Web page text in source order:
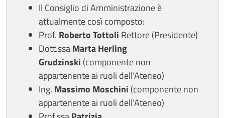
Il Consiglio di Amministrazione è
attualmente così composto:
Prof. Roberto Tottoli Rettore (Presidente)
Dott.ssaMarta Herling
Grudzinski (componente non
appartenente ai ruoli dell’Ateneo)
Ing. Massimo Moschini (componente non
appartenente ai ruoli dell’Ateneo)